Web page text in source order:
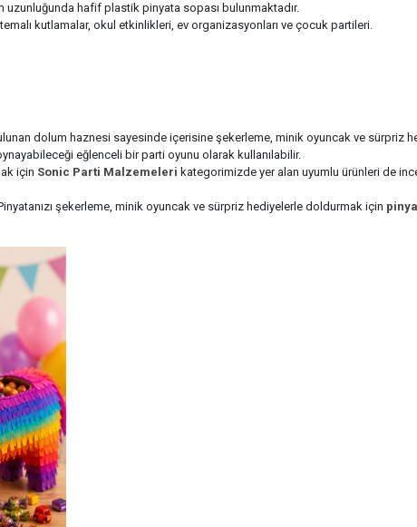
uzunluğunda hafif plastik pinyata sopası bulunmaktadır.
kutlamalar, okul etkinlikleri, ev organizasyonları ve çocuk partileri.
dolum haznesi sayesinde içerisine şekerleme, minik oyuncak ve sürpriz
eğlenceli bir parti oyunu olarak kullanılabilir.
için Sonic Parti Malzemeleri kategorimizde yer alan uyumlu ürünleri de
şekerleme, minik oyuncak ve sürpriz hediyelerle doldurmak için